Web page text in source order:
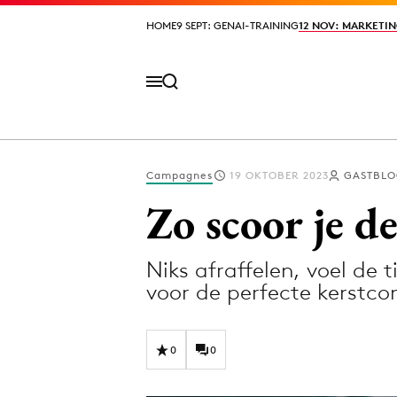
HOME9 SEPT: GENAI-TRAINING12 NOV:
HOME9 SEPT: GENAI-TRAINING12 NOV:
Campagnes 19 OKTOBER 2023
Zo scoor je
Niks afraffelen, voel de
voor de perfecte
0 0